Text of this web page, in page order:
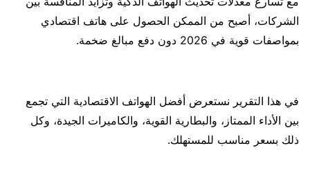
الشركات، أصبح من الممكن الحصول على هاتف اقتصادي
بمواصفات قوية في 2026 دون دفع مبالغ ضخمة.
في هذا التقرير نستعرض أفضل الهواتف الاقتصادية التي تجمع
بين الأداء الممتاز، والبطارية القوية، والكاميرات الجيدة، وكل
ذلك بسعر مناسب للمستهلك.